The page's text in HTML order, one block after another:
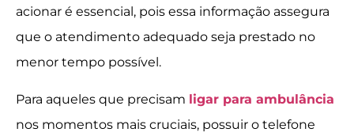
acionar é essencial, pois essa informação assegura
que o atendimento adequado seja prestado no
menor tempo possível.
Para aqueles que precisam ligar para ambulância
nos momentos mais cruciais, possuir o telefone